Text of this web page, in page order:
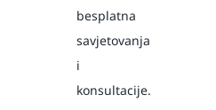
besplatna
savjetovanja
i
konsultacije.